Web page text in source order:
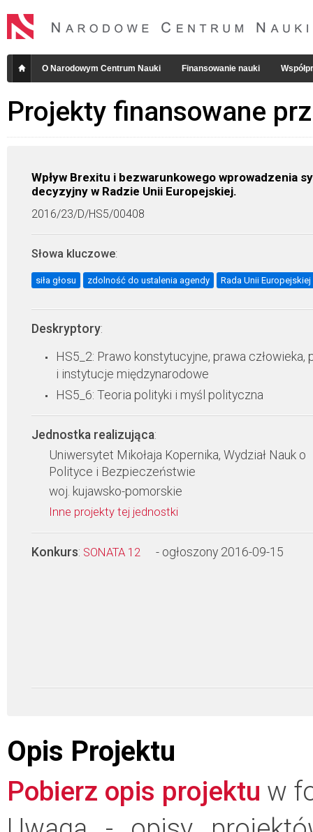
O Narodowym Centrum Nauki Finansowanie nauki
Projekty finansowane
Wpływ Brexitu i bezwarunkowego wprowadzenia
decyzyjny w Radzie Unii Europejskiej.
2016/23/D/HS5/00408
Słowa kluczowe:
siła głosu zdolność do ustalenia agendy Rada Unii Europejskiej
Deskryptory:
HS5_2: Prawo konstytucyjne, prawa człowieka,
i instytucje międzynarodowe
HS5_6: Teoria polityki i myśl polityczna
Jednostka realizująca:
Uniwersytet Mikołaja Kopernika, Wydział Nauk o
Polityce i Bezpieczeństwie
woj. kujawsko-pomorskie
Inne projekty tej jednostki
Konkurs: SONATA 12 - ogłoszony 2016-09-15
Opis Projektu
Pobierz opis projektu w